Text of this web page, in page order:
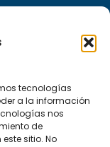
tecnologías
a la información
nos
de
sitio. No